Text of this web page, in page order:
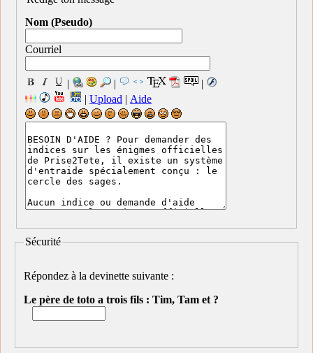
Nom (Pseudo)
Courriel
| |
|
| Upload | Aide
Sécurité
Répondez à la devinette suivante :
Le père de toto a trois fils : Tim, Tam et ?